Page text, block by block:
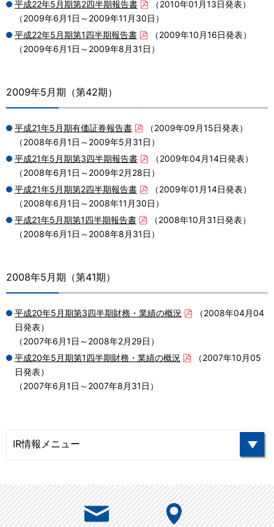
平成22年5月期第2四半期報告書
（2010年01月13日発表）
（2009年6月1日～2009年11月30日）
平成22年5月期第1四半期報告書
（2009年10月16日発表）
（2009年6月1日～2009年8月31日）
2009年5月期（第42期）
平成21年5月期有価証券報告書
（2009年09月15日発表）
（2008年6月1日～2009年5月31日）
平成21年5月期第3四半期報告書
（2009年04月14日発表）
（2008年6月1日～2009年2月28日）
平成21年5月期第2四半期報告書
（2009年01月14日発表）
（2008年6月1日～2008年11月30日）
平成21年5月期第1四半期報告書
（2008年10月31日発表）
（2008年6月1日～2008年8月31日）
2008年5月期（第41期）
平成20年5月期第3四半期財務・業績の概況
（2008年04月04
日発表）
（2007年6月1日～2008年2月29日）
平成20年5月期第1四半期財務・業績の概況
（2007年10月05
日発表）
（2007年6月1日～2007年8月31日）
IR情報メニュー